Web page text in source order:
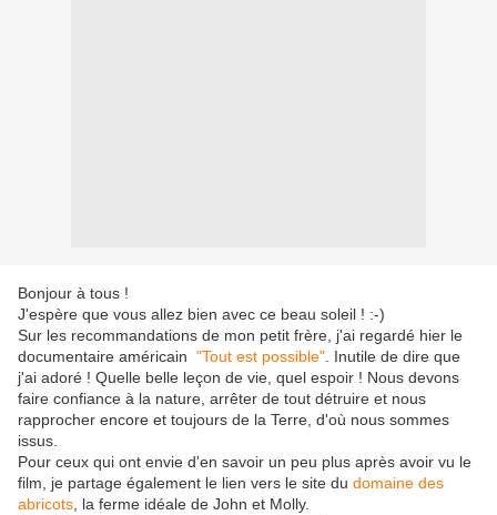
Bonjour à tous !
J'espère que vous allez bien avec ce beau soleil ! :-)
Sur les recommandations de mon petit frère, j'ai regardé hier le
documentaire américain "Tout est possible" . Inutile de dire que
j'ai adoré ! Quelle belle leçon de vie, quel espoir ! Nous devons
faire confiance à la nature, arrêter de tout détruire et nous
rapprocher encore et toujours de la Terre, d'où nous sommes
issus.
Pour ceux qui ont envie d'en savoir un peu plus après avoir vu le
film, je partage également le lien vers le site du domaine des
abricots , la ferme idéale de John et Molly.